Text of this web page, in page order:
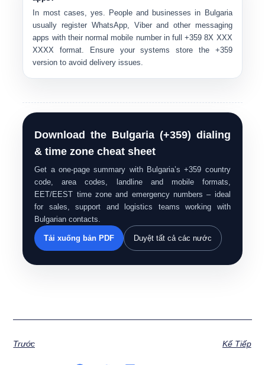
In most cases, yes. People and businesses in Bulgaria
usually register WhatsApp, Viber and other messaging
apps with their normal mobile number in full
+359 8X XXX
XXXX
format. Ensure your systems store the
+359
version to avoid delivery issues.
Download the Bulgaria (+359) dialing
& time zone cheat sheet
Get a one-page summary with Bulgaria’s +359 country
code, area codes, landline and mobile formats,
EET/EEST time zone and emergency numbers – ideal
for sales, support and logistics teams working with
Bulgarian contacts.
Tải xuống bản PDF Duyệt tất cả các nước
Trước Kế Tiếp